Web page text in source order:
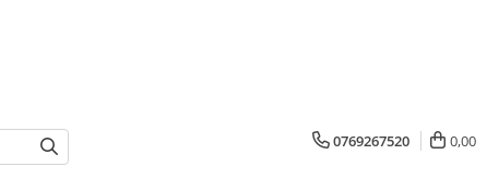
0769267520 0,00